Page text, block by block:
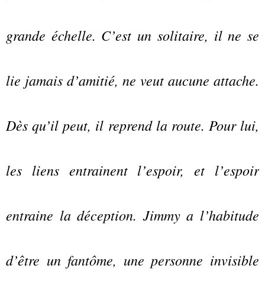
grande échelle. C’est un solitaire, il ne se
lie jamais d’amitié, ne veut aucune attache.
Dès qu’il peut, il reprend la route. Pour lui,
les liens entrainent l’espoir, et l’espoir
entraine la déception. Jimmy a l’habitude
d’être un fantôme, une personne invisible